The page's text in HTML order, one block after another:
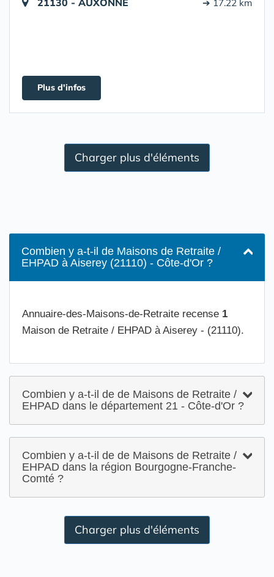
21130 - AUXONNE ➔ 17.22 km
Plus d'infos
Charger plus d'éléments
Combien y a-t-il de Maisons de Retraite /
EHPAD à Aiserey (21110) - Côte-d'Or ?
Annuaire-des-Maisons-de-Retraite recense 1
Maison de Retraite / EHPAD à Aiserey - (21110).
Combien y a-t-il de de Maisons de Retraite /
EHPAD dans le département 21 - Côte-d'Or ?
Combien y a-t-il de de Maisons de Retraite /
EHPAD dans la région Bourgogne-Franche-
Comté ?
Charger plus d'éléments